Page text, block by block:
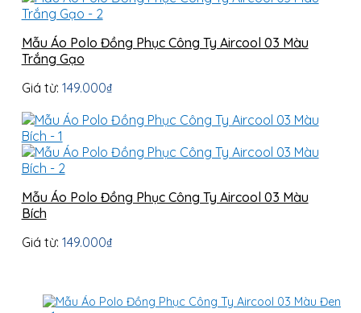
Mẫu Áo Polo Đồng Phục Công Ty Aircool 03 Màu
Trắng Gạo
Giá từ: 149.000₫
Mẫu Áo Polo Đồng Phục Công Ty Aircool 03 Màu
Bích
Giá từ: 149.000₫